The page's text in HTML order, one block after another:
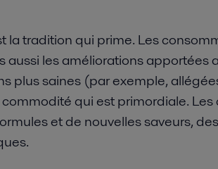
la tradition qui prime. Les
aussi les améliorations apportées
plus saines (par exemple,
commodité qui est primordiale.
et de nouvelles saveurs,